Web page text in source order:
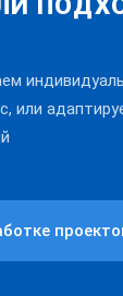
или